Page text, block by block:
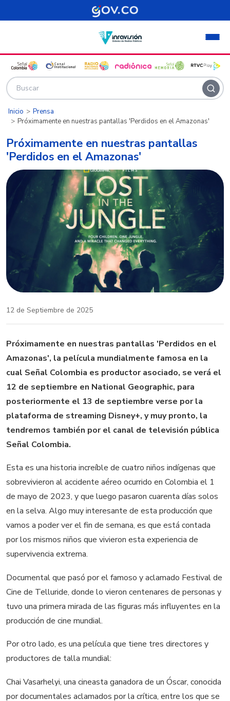
Pasar al contenido principal
Inicio
Prensa
Próximamente en nuestras pantallas 'Perdidos en el Amazonas'
Próximamente en nuestras pantallas
'Perdidos en el Amazonas'
12 de Septiembre de 2025
Próximamente en nuestras pantallas 'Perdidos en el
Amazonas', la película mundialmente famosa en la
cual Señal Colombia es productor asociado, se verá el
12 de septiembre en National Geographic, para
posteriormente el 13 de septiembre verse por la
plataforma de streaming Disney+, y muy pronto, la
tendremos también por el canal de televisión pública
Señal Colombia.
Esta es una historia increíble de cuatro niños indígenas que
sobrevivieron al accidente aéreo ocurrido en Colombia el 1
de mayo de 2023, y que luego pasaron cuarenta días solos
en la selva. Algo muy interesante de esta producción que
vamos a poder ver el fin de semana, es que está contada
por los mismos niños que vivieron esta experiencia de
supervivencia extrema.
Documental que pasó por el famoso y aclamado Festival de
Cine de Telluride, donde lo vieron centenares de personas y
tuvo una primera mirada de las figuras más influyentes en la
producción de cine mundial.
Por otro lado, es una película que tiene tres directores y
productores de talla mundial:
Chai Vasarhelyi, una cineasta ganadora de un Óscar, conocida
por documentales aclamados por la crítica, entre los que se